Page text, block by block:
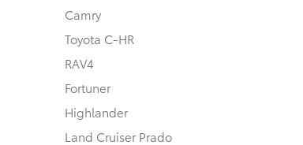
Camry
Toyota C-HR
RAV4
Fortuner
Highlander
Land Cruiser Prado